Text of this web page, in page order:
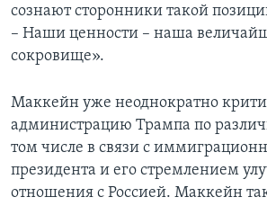
сознают сторонники такой
– Наши ценности – наша
сокровище».
Маккейн уже неоднократно
администрацию Трампа по
том числе в связи с
президента и его стремлением
отношения с Россией. Маккейн